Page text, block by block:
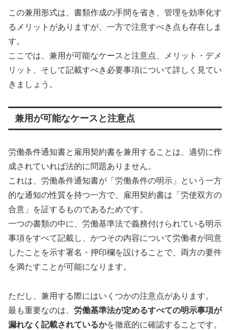
この兼用形式は、書類作成の手間を省き、管理を効率化す
るメリットがありますが、一方で注意すべき点も存在しま
す。
ここでは、兼用が可能なケースと注意点、メリット・デメ
リット、そして記載すべき必要事項について詳しく見てい
きましょう。
兼用が可能なケースと注意点
労働条件通知書と雇用契約書を兼用することは、適切に作
成されていれば法的に問題ありません。
これは、労働条件通知書が「労働条件の明示」という一方
的な通知の性質を持つ一方で、雇用契約書は「労使双方の
合意」を証するものであるためです。
一つの書類の中に、労働基準法で義務付けられている明示
事項をすべて記載し、かつその内容について労働者が同意
したことを示す署名・押印欄を設けることで、両方の要件
を満たすことが可能になります。
ただし、兼用する際にはいくつかの注意点があります。
最も重要なのは、 労働基準法が定めるすべての明示事項が
漏れなく記載されているかを徹底的に確認することです。